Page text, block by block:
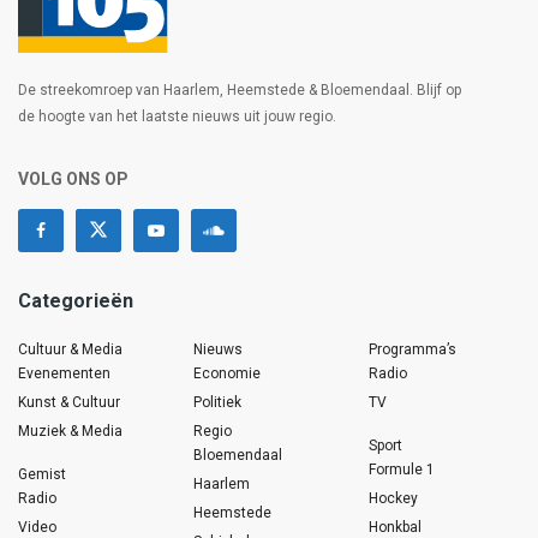
De streekomroep van Haarlem, Heemstede & Bloemendaal. Blijf op
de hoogte van het laatste nieuws uit jouw regio.
VOLG ONS OP
Categorieën
Cultuur & Media
Evenementen
Kunst & Cultuur
Muziek & Media
Gemist
Radio
Video
Nieuws
Economie
Politiek
Regio
Bloemendaal
Haarlem
Heemstede
Programma’s
Radio
TV
Sport
Formule 1
Hockey
Honkbal